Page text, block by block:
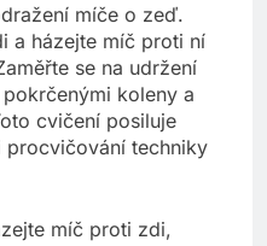
míče o zeď.
a házejte míč proti ní
se na udržení
koleny a
cvičení posiluje
procvičování techniky
míč proti zdi,